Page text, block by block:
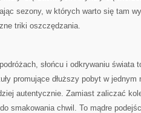
sezony, w których warto się tam
triki oszczędzania.
słońcu i odkrywaniu świata
promujące dłuższy pobyt w
autentycznie. Zamiast zaliczać
smakowania chwil. To mądre